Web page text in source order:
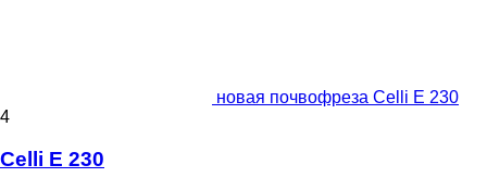
новая почвофреза Celli E 230
4
Celli E 230